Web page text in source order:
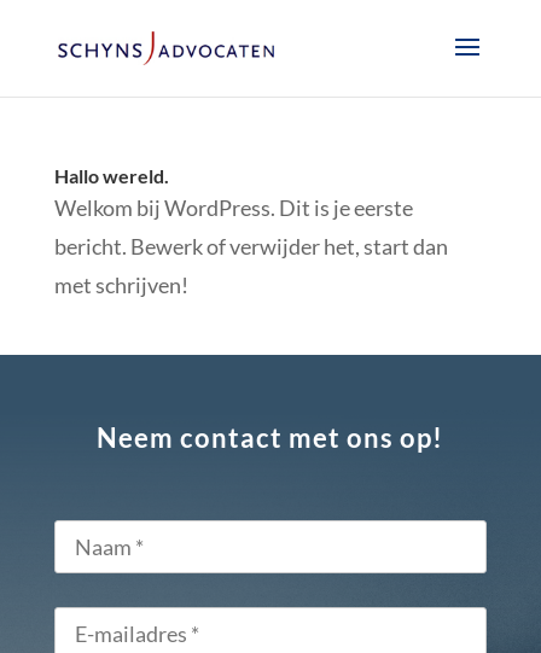
Hallo wereld.
Welkom bij WordPress. Dit is je eerste
bericht. Bewerk of verwijder het, start dan
met schrijven!
Neem contact met ons op!
Naam *
E-
mailadres *